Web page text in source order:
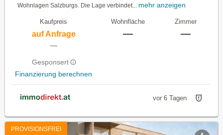
Wohnlagen Salzburgs. Die Lage verbindet... mehr anzeigen
Kaufpreis
auf Anfrage
—
Gesponsert
Finanzierung berechnen
Wohnfläche
—
Zimmer
—
vor 6 Tagen
PROVISIONSFREI